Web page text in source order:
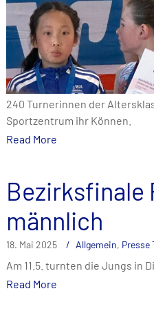
240 Turnerinnen der
Sportzentrum ihr Können.
Read More
Bezirksfinale
männlich
18. Mai 2025 Allgemein, Presse
Am 11.5. turnten die Jungs in
Read More